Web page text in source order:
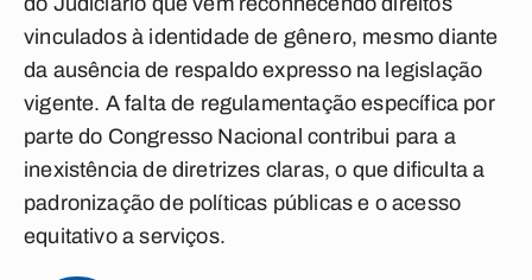
vinculados à identidade de gênero, mesmo diante
da ausência de respaldo expresso na legislação
vigente. A falta de regulamentação específica por
parte do Congresso Nacional contribui para a
inexistência de diretrizes claras, o que dificulta a
padronização de políticas públicas e o acesso
equitativo a serviços.